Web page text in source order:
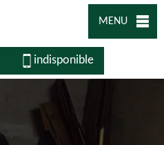
MENU
indisponible